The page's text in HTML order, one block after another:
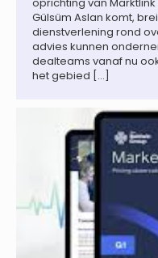
Gülsüm Aslan komt,
dienstverlening rond
advies kunnen
dealteams vanaf nu
het gebied […]